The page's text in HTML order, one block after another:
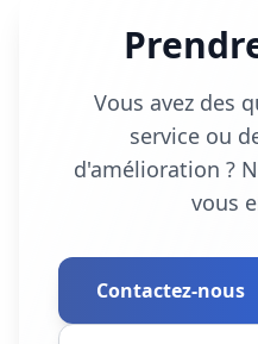
Vous avez des
service ou
d'amélioration ?
vous
Contactez-nous